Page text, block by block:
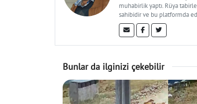
muhabirlik yaptı. Rüya
sahibidir ve bu platformda
Bunlar da ilginizi çekebilir